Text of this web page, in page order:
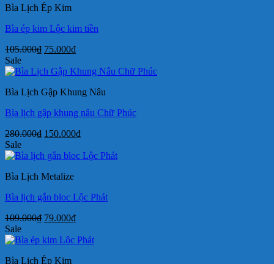
Bìa Lịch Ép Kim
Bìa ép kim Lộc kim tiền
105.000₫ Giá
là:
75.000₫Giá
tại
75.000₫.
Sale
Bìa Lịch Gập Khung Nâu
Bìa lịch gập khung nâu Chữ Phúc
280.000₫ Giá
là:
150.000₫Giá
tại
Sale
Bìa Lịch Metalize
Bìa lịch gắn bloc Lộc Phát
109.000₫ Giá
là:
79.000₫Giá
tại
Sale
Bìa Lịch Ép Kim